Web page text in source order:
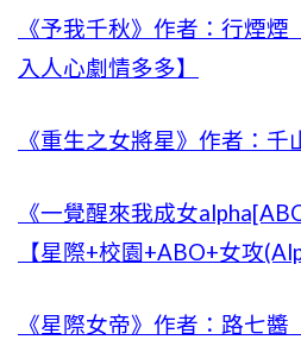
《予我千秋》作者：行煙
入人心劇情多多】
《重生之女將星》作者：千
《一覺醒來我成女
【星際+校園+ABO+女攻
《星際女帝》作者：路七